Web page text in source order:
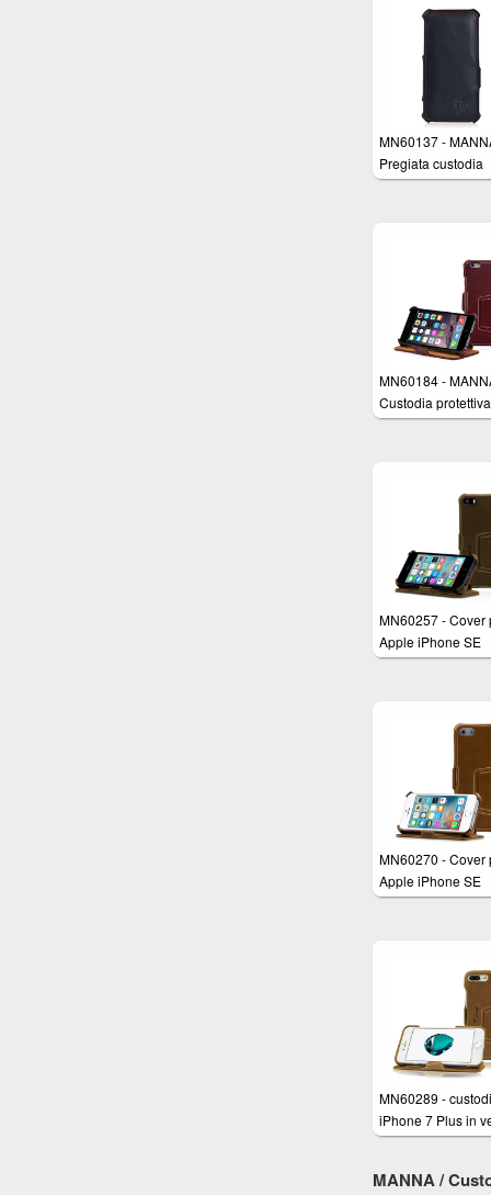
compatibile con
iPhone SE,
iPhone 5s
MN60137 -
Pregiata custodia
protettiva per
Colore Nero con
cuciture rifinite a
Imbottitura interna
Micro-Pile -
Stand e AutoSleep
MN60184 -
Custodia
Apple iPhone 6
colore bordeaux -
di credito -
Stand e AutoSleep
MN60257 - Cover
Apple iPhone SE
custodia protettiva
Funzione
Disign esclusivo
MN60270 - Cover
Apple iPhone SE
custodia protettiva
EasyStamd e
MN60289 -
iPhone 7 Plus in
pelle Nabuk
MANNA /